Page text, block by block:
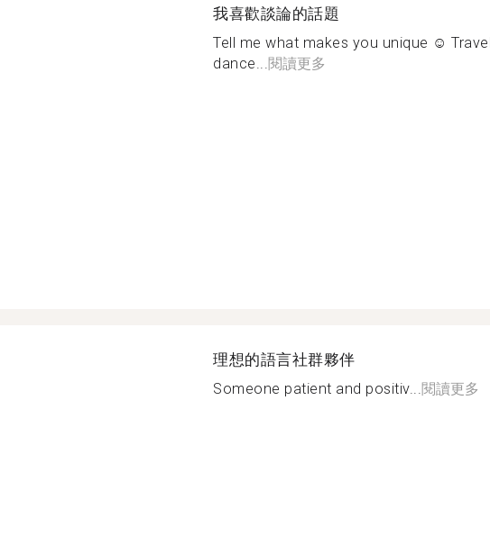
我喜歡談論的話題
Tell me what makes you unique ☺️
dance...閱讀更多
理想的語言社群夥伴
Someone patient and positiv...閱讀更多